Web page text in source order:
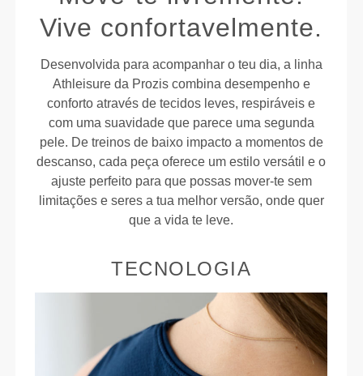
Vive confortavelmente.
Desenvolvida para acompanhar o teu dia, a linha
Athleisure da Prozis combina desempenho e
conforto através de tecidos leves, respiráveis e
com uma suavidade que parece uma segunda
pele. De treinos de baixo impacto a momentos de
descanso, cada peça oferece um estilo versátil e o
ajuste perfeito para que possas mover-te sem
limitações e seres a tua melhor versão, onde quer
que a vida te leve.
TECNOLOGIA